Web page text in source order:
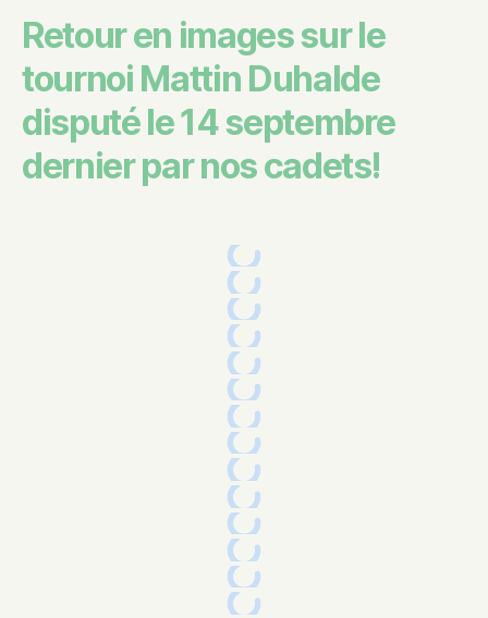
Retour en images sur le
tournoi Mattin Duhalde
disputé le 14 septembre
dernier par nos cadets!